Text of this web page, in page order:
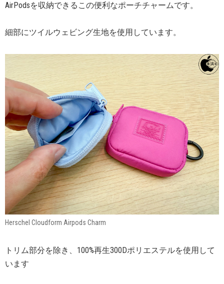
AirPodsを収納できるこの便利なポーチチャームです。
細部にツイルウェビング生地を使用しています。
Herschel Cloudform Airpods Charm
トリム部分を除き、100%再生300Dポリエステルを使用して
います